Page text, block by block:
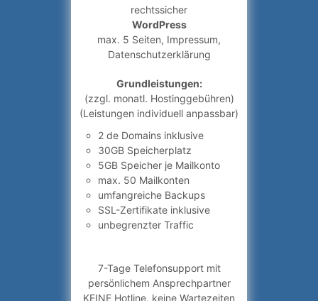
rechtssicher
WordPress
max. 5 Seiten, Impressum,
Datenschutzerklärung
Grundleistungen:
(zzgl. monatl. Hostinggebühren)
(Leistungen individuell anpassbar)
2 de Domains inklusive
30GB Speicherplatz
5GB Speicher je Mailkonto
max. 50 Mailkonten
umfangreiche Backups
SSL-Zertifikate inklusive
unbegrenzter Traffic
7-Tage Telefonsupport mit
persönlichem Ansprechpartner
KEINE Hotline, keine Wartezeiten